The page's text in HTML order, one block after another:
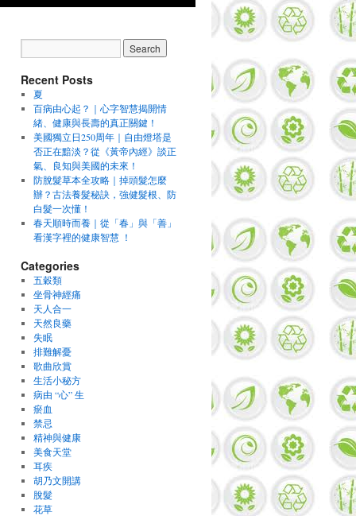
Recent Posts
夏
百病由心起？｜心字智慧揭開情
緒、健康與長壽的真正關鍵！
美國獨立日250周年｜自由燈塔是
否正在黯淡？從《黃帝內經》談正
氣、良知與美國的未來！
防脫髮草本全攻略｜掉頭髮怎麼
辦？古法養髮秘訣，強健髮根、防
白髮一次懂！
春天順時而養｜從「春」與「善」
看漢字裡的健康智慧 ！
Categories
五穀類
坐骨神經痛
天人合一
天然良藥
失眠
排難解憂
歌曲欣賞
生活小秘方
病由 “心” 生
瘀血
禁忌
精神與健康
美食天堂
耳疾
胡乃文開講
脫髮
花草